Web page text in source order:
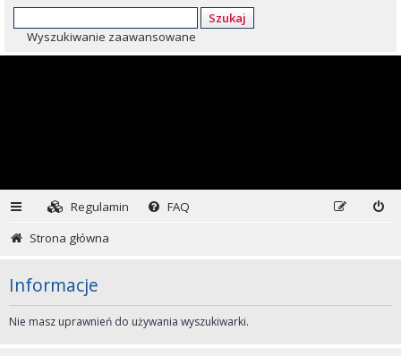
Szukaj
Wyszukiwanie zaawansowane
Regulamin
FAQ
Strona główna
Informacje
Nie masz uprawnień do używania wyszukiwarki.